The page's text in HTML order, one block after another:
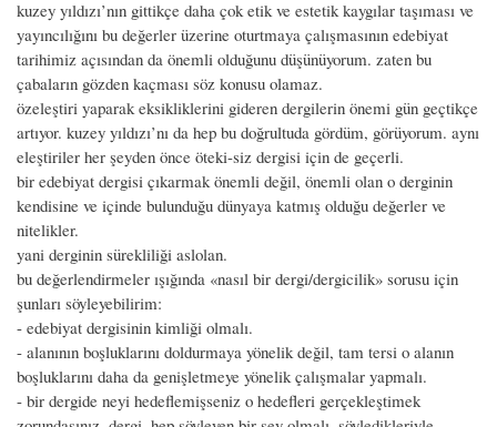
kuzey yıldızı’nın gittikçe daha çok etik ve estetik kaygılar taşıması ve
yayıncılığını bu değerler üzerine oturtmaya çalışmasının edebiyat
tarihimiz açısından da önemli olduğunu düşünüyorum. zaten bu
çabaların gözden kaçması söz konusu olamaz.
özeleştiri yaparak eksikliklerini gideren dergilerin önemi gün geçtikçe
artıyor. kuzey yıldızı’nı da hep bu doğrultuda gördüm, görüyorum. aynı
eleştiriler her şeyden önce öteki-siz dergisi için de geçerli.
bir edebiyat dergisi çıkarmak önemli değil, önemli olan o derginin
kendisine ve içinde bulunduğu dünyaya katmış olduğu değerler ve
nitelikler.
yani derginin sürekliliği aslolan.
bu değerlendirmeler ışığında «nasıl bir dergi/dergicilik» sorusu için
şunları söyleyebilirim:
- edebiyat dergisinin kimliği olmalı.
- alanının boşluklarını doldurmaya yönelik değil, tam tersi o alanın
boşluklarını daha da genişletmeye yönelik çalışmalar yapmalı.
- bir dergide neyi hedeflemişseniz o hedefleri gerçekleştimek